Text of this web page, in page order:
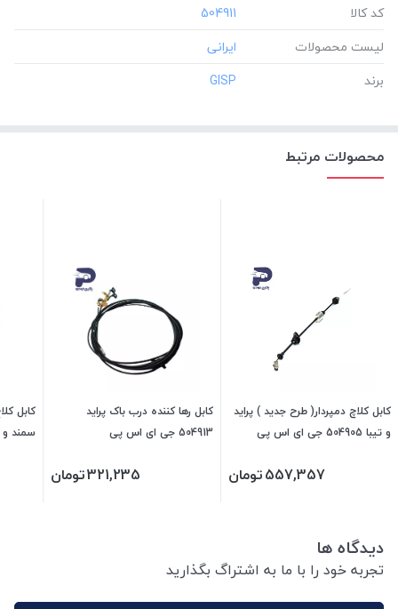
کد کالا
‎504911
لیست محصولات
برند
‎GISP
محصولات مرتبط
کابل کلاچ دمپردار( طرح جدید ) پراید
و تیبا 504905 جی ای اس پی
557,357تومان
کابل رها کننده درب باک پراید
504913 جی ای اس پی
321,235تومان
دیدگاه ها
تجربه خود را با ما به اشتراگ بگذارید